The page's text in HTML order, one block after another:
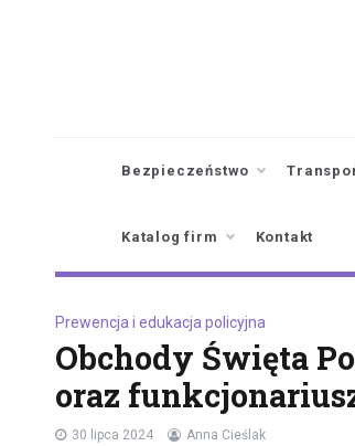
Bezpieczeństwo
Katalog firm Kontakt
Prewencja i edukacja policyjna
Obchody Święta
oraz
30 lipca 2024 Anna Cieślak